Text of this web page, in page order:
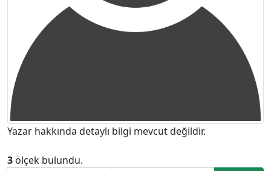
Yazar hakkında detaylı bilgi mevcut değildir.
3 ölçek bulundu.